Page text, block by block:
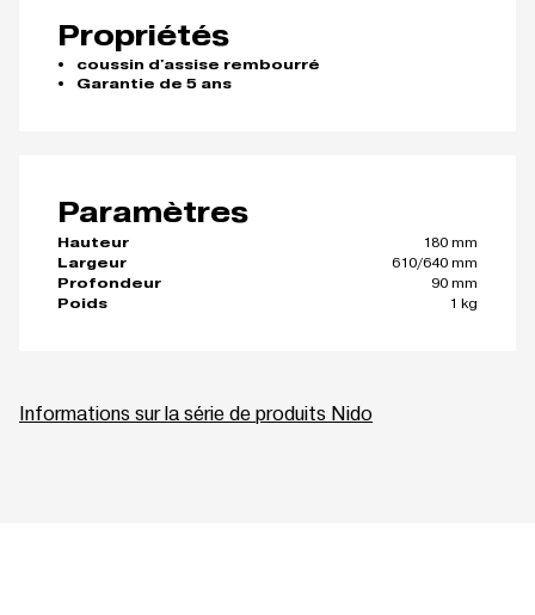
Propriétés
coussin d'assise rembourré
Garantie de 5 ans
Paramètres
Hauteur
180 mm
Largeur
610/640 mm
Profondeur
90 mm
Poids
1 kg
Informations sur la série de produits Nido